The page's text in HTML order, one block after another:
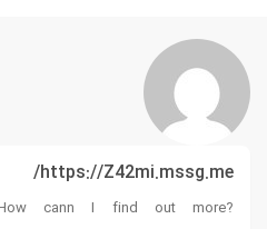
https://Z42mi.mssg.me/
cann I find out more?